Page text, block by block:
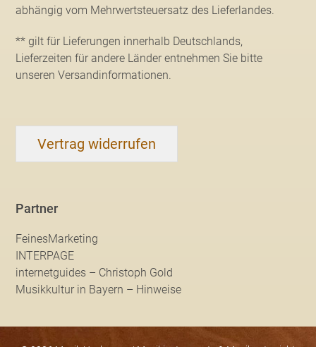
abhängig vom Mehrwertsteuersatz des Lieferlandes.
** gilt für Lieferungen innerhalb Deutschlands,
Lieferzeiten für andere Länder entnehmen Sie bitte
unseren Versandinformationen.
Vertrag widerrufen
Partner
FeinesMarketing
INTERPAGE
internetguides – Christoph Gold
Musikkultur in Bayern – Hinweise